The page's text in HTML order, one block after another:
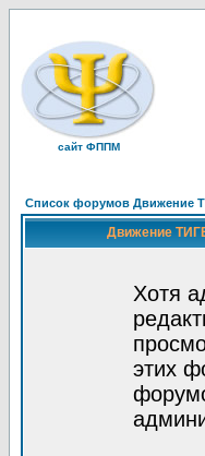
сайт ФППМ
Список форумов Движение
Движение
Хотя
этих